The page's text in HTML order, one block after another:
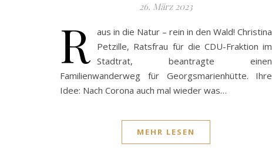
26. März 2023
R aus in die Natur – rein in den Wald! Christina
Petzille, Ratsfrau für die CDU-Fraktion im
Stadtrat, beantragte einen
Familienwanderweg für Georgsmarienhütte. Ihre
Idee: Nach Corona auch mal wieder was…
MEHR LESEN